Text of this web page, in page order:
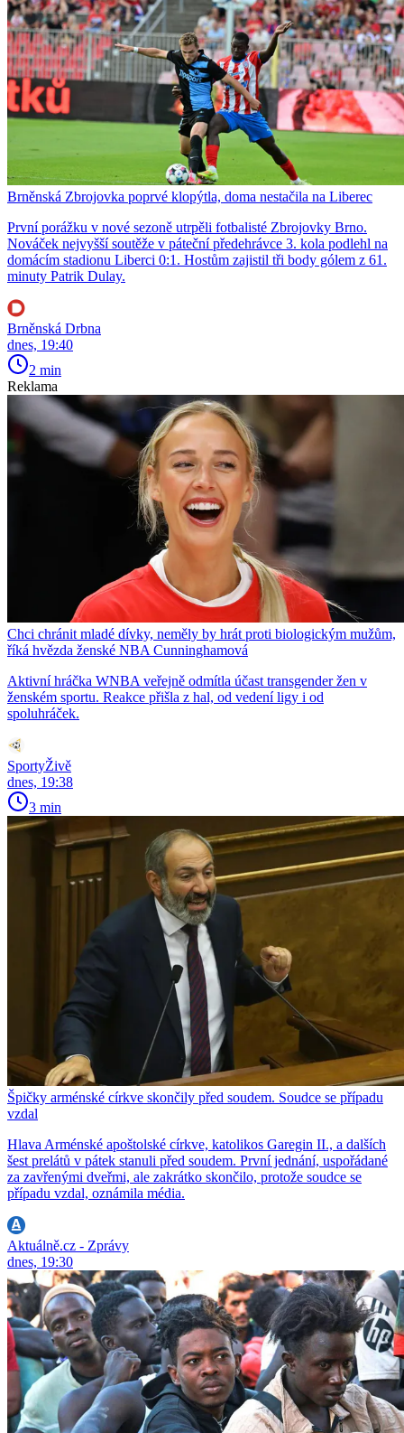
Brněnská Zbrojovka poprvé klopýtla, doma nestačila na Liberec
První porážku v nové sezoně utrpěli fotbalisté Zbrojovky Brno.
Nováček nejvyšší soutěže v páteční předehrávce 3. kola podlehl na
domácím stadionu Liberci 0:1. Hostům zajistil tři body gólem z 61.
minuty Patrik Dulay.
Brněnská Drbna
dnes, 19:40
2 min
Reklama
Chci chránit mladé dívky, neměly by hrát proti biologickým mužům,
říká hvězda ženské NBA Cunninghamová
Aktivní hráčka WNBA veřejně odmítla účast transgender žen v
ženském sportu. Reakce přišla z hal, od vedení ligy i od
spoluhráček.
SportyŽivě
dnes, 19:38
3 min
Špičky arménské církve skončily před soudem. Soudce se případu
vzdal
Hlava Arménské apoštolské církve, katolikos Garegin II., a dalších
šest prelátů v pátek stanuli před soudem. První jednání, uspořádané
za zavřenými dveřmi, ale zakrátko skončilo, protože soudce se
případu vzdal, oznámila média.
Aktuálně.cz - Zprávy
dnes, 19:30